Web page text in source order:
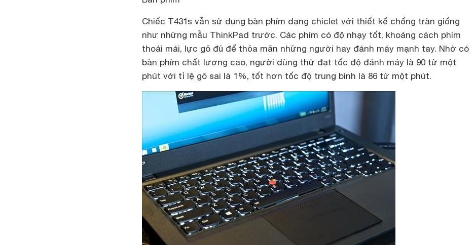
Chiếc T431s vẫn sử dụng bàn phím dạng chiclet với thiết kế chống tràn giống
như những mẫu ThinkPad trước. Các phím có độ nhạy tốt, khoảng cách phím
thoải mái, lực gõ đủ để thỏa mãn những người hay đánh máy mạnh tay. Nhờ có
bàn phím chất lượng cao, người dùng thử đạt tốc độ đánh máy là 90 từ một
phút với tỉ lệ gõ sai là 1%, tốt hơn tốc độ trung bình là 86 từ một phút.